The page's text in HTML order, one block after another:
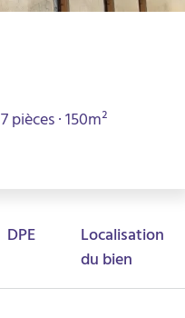
7 pièces · 150m²
DPE Localisation
du bien